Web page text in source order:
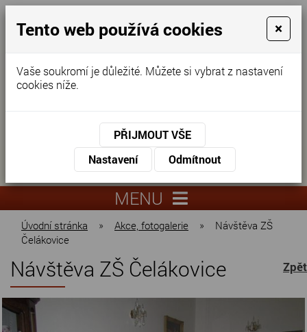
prohlídka
KONTAKTUJTE NÁS
KONTAKTUJTE NÁS
551
lysa.cz
MENU
Úvodní stránka » Akce, fotogalerie »
Návštěva ZŠ
Čelákovice
Návštěva ZŠ Čelákovice Zpět
Tento web používá cookies ×
Vaše soukromí je důležité. Můžete si vybrat z nastavení
cookies níže.
PŘIJMOUT VŠE
Nastavení
Odmítnout